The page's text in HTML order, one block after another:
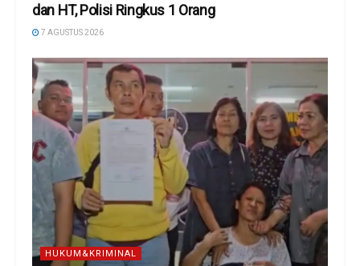
dan HT, Polisi Ringkus 1 Orang
7 AGUSTUS 2026
HUKUM&KRIMINAL